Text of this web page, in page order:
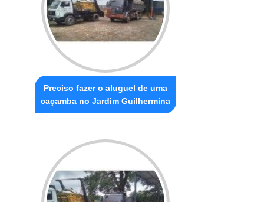
Preciso fazer o aluguel de uma
caçamba no Jardim Guilhermina